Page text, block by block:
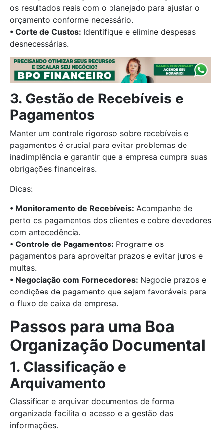
os resultados reais com o planejado para ajustar o
orçamento conforme necessário.
• Corte de Custos: Identifique e elimine despesas
desnecessárias.
3. Gestão de Recebíveis e
Pagamentos
Manter um controle rigoroso sobre recebíveis e
pagamentos é crucial para evitar problemas de
inadimplência e garantir que a empresa cumpra suas
obrigações financeiras.
Dicas:
• Monitoramento de Recebíveis: Acompanhe de
perto os pagamentos dos clientes e cobre devedores
com antecedência.
• Controle de Pagamentos: Programe os
pagamentos para aproveitar prazos e evitar juros e
multas.
• Negociação com Fornecedores: Negocie prazos e
condições de pagamento que sejam favoráveis para
o fluxo de caixa da empresa.
Passos para uma Boa
Organização Documental
1. Classificação e
Arquivamento
Classificar e arquivar documentos de forma
organizada facilita o acesso e a gestão das
informações.